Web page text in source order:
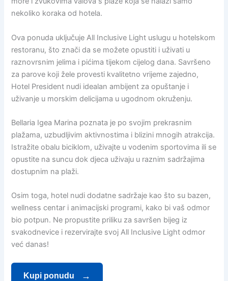
nekoliko koraka od hotela.
Ova ponuda uključuje All Inclusive Light uslugu u hotelskom
restoranu, što znači da se možete opustiti i uživati u
raznovrsnim jelima i pićima tijekom cijelog dana. Savršeno
za parove koji žele provesti kvalitetno vrijeme zajedno,
Hotel President nudi idealan ambijent za opuštanje i
uživanje u morskim delicijama u ugodnom okruženju.
Bellaria Igea Marina poznata je po svojim prekrasnim
plažama, uzbudljivim aktivnostima i blizini mnogih atrakcija.
Istražite obalu biciklom, uživajte u vodenim sportovima ili se
opustite na suncu dok djeca uživaju u raznim sadržajima
dostupnim na plaži.
Osim toga, hotel nudi dodatne sadržaje kao što su bazen,
wellness centar i animacijski programi, kako bi vaš odmor
bio potpun. Ne propustite priliku za savršen bijeg iz
svakodnevice i rezervirajte svoj All Inclusive Light odmor
već danas!
Kupi ponudu